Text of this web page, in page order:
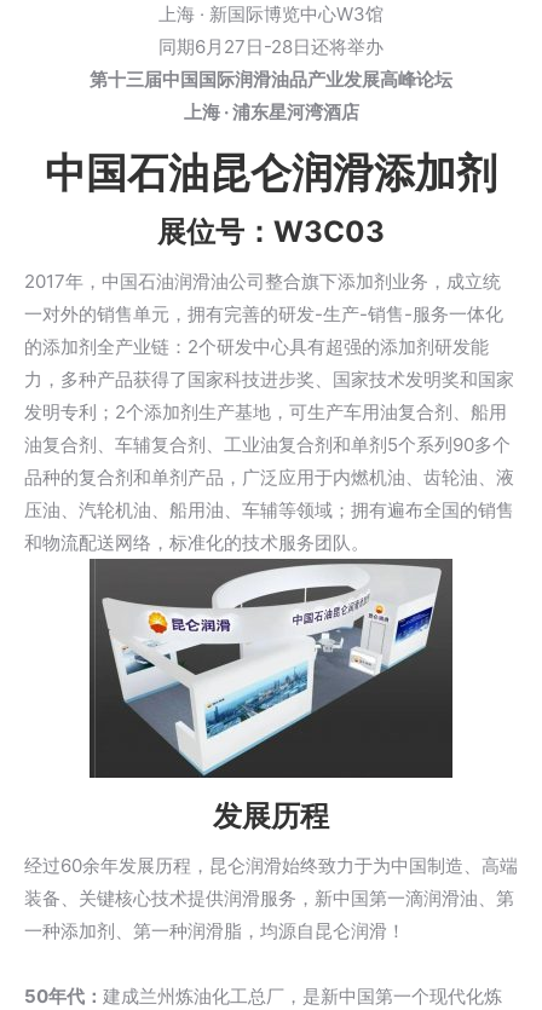
上海 · 新国际博览中心W3馆
同期6月27日-28日还将举办
第十三届中国国际润滑油品产业发展高峰论坛
上海 · 浦东星河湾酒店
中国石油昆仑润滑添加剂
展位号：W3C03
2017年，中国石油润滑油公司整合旗下添加剂业务，成立统
一对外的销售单元，拥有完善的研发-生产-销售-服务一体化
的添加剂全产业链：2个研发中心具有超强的添加剂研发能
力，多种产品获得了国家科技进步奖、国家技术发明奖和国家
发明专利；2个添加剂生产基地，可生产车用油复合剂、船用
油复合剂、车辅复合剂、工业油复合剂和单剂5个系列90多个
品种的复合剂和单剂产品，广泛应用于内燃机油、齿轮油、液
压油、汽轮机油、船用油、车辅等领域；拥有遍布全国的销售
和物流配送网络，标准化的技术服务团队。
发展历程
经过60余年发展历程，昆仑润滑始终致力于为中国制造、高端
装备、关键核心技术提供润滑服务，新中国第一滴润滑油、第
一种添加剂、第一种润滑脂，均源自昆仑润滑！
50年代： 建成兰州炼油化工总厂，是新中国第一个现代化炼